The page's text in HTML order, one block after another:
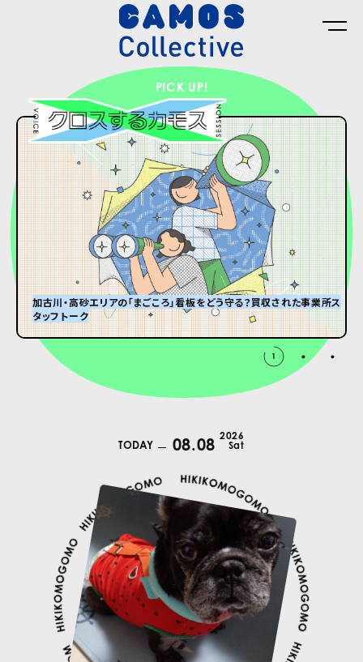
PICK UP!
加古川・高砂エリアの「まごころ」看板をどう守る？買収された事業所ス
タッフトーク
グランパはオズウェル・E・スペンサー
#8 ひんやり冷たい大きなダンボール箱が届くまで。
2
TODAY 08.08 2026
Sat